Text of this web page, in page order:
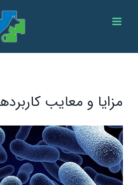
مزایا و معایب
View
Larger
Image